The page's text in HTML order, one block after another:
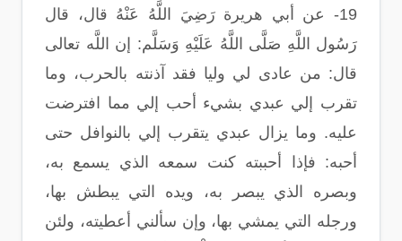
19- عن أبي هريرة رَضِيَ اللَّهُ عَنْهُ قال، قال
رَسُول اللَّهِ صَلَّى اللَّهُ عَلَيْهِ وَسَلَّم: إن اللَّه تعالى
قال: من عادى لي وليا فقد آذنته بالحرب، وما
تقرب إلي عبدي بشيء أحب إلي مما افترضت
عليه. وما يزال عبدي يتقرب إلي بالنوافل حتى
أحبه: فإذا أحببته كنت سمعه الذي يسمع به،
وبصره الذي يبصر به، ويده التي يبطش بها،
ورجله التي يمشي بها، وإن سألني أعطيته، ولئن